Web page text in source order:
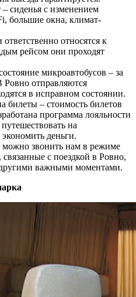
сиденья с изменением
большие окна, климат-
относятся к
рейсом они проходят
микроавтобусов – за
Ровно отправляются
в исправном состоянии.
билеты – стоимость билетов
программа лояльности
на
деньги.
можно звонить нам в режиме
связанные с поездкой в Ровно,
важными моментами.